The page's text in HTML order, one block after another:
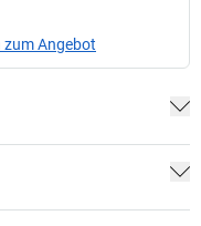
zum Angebot